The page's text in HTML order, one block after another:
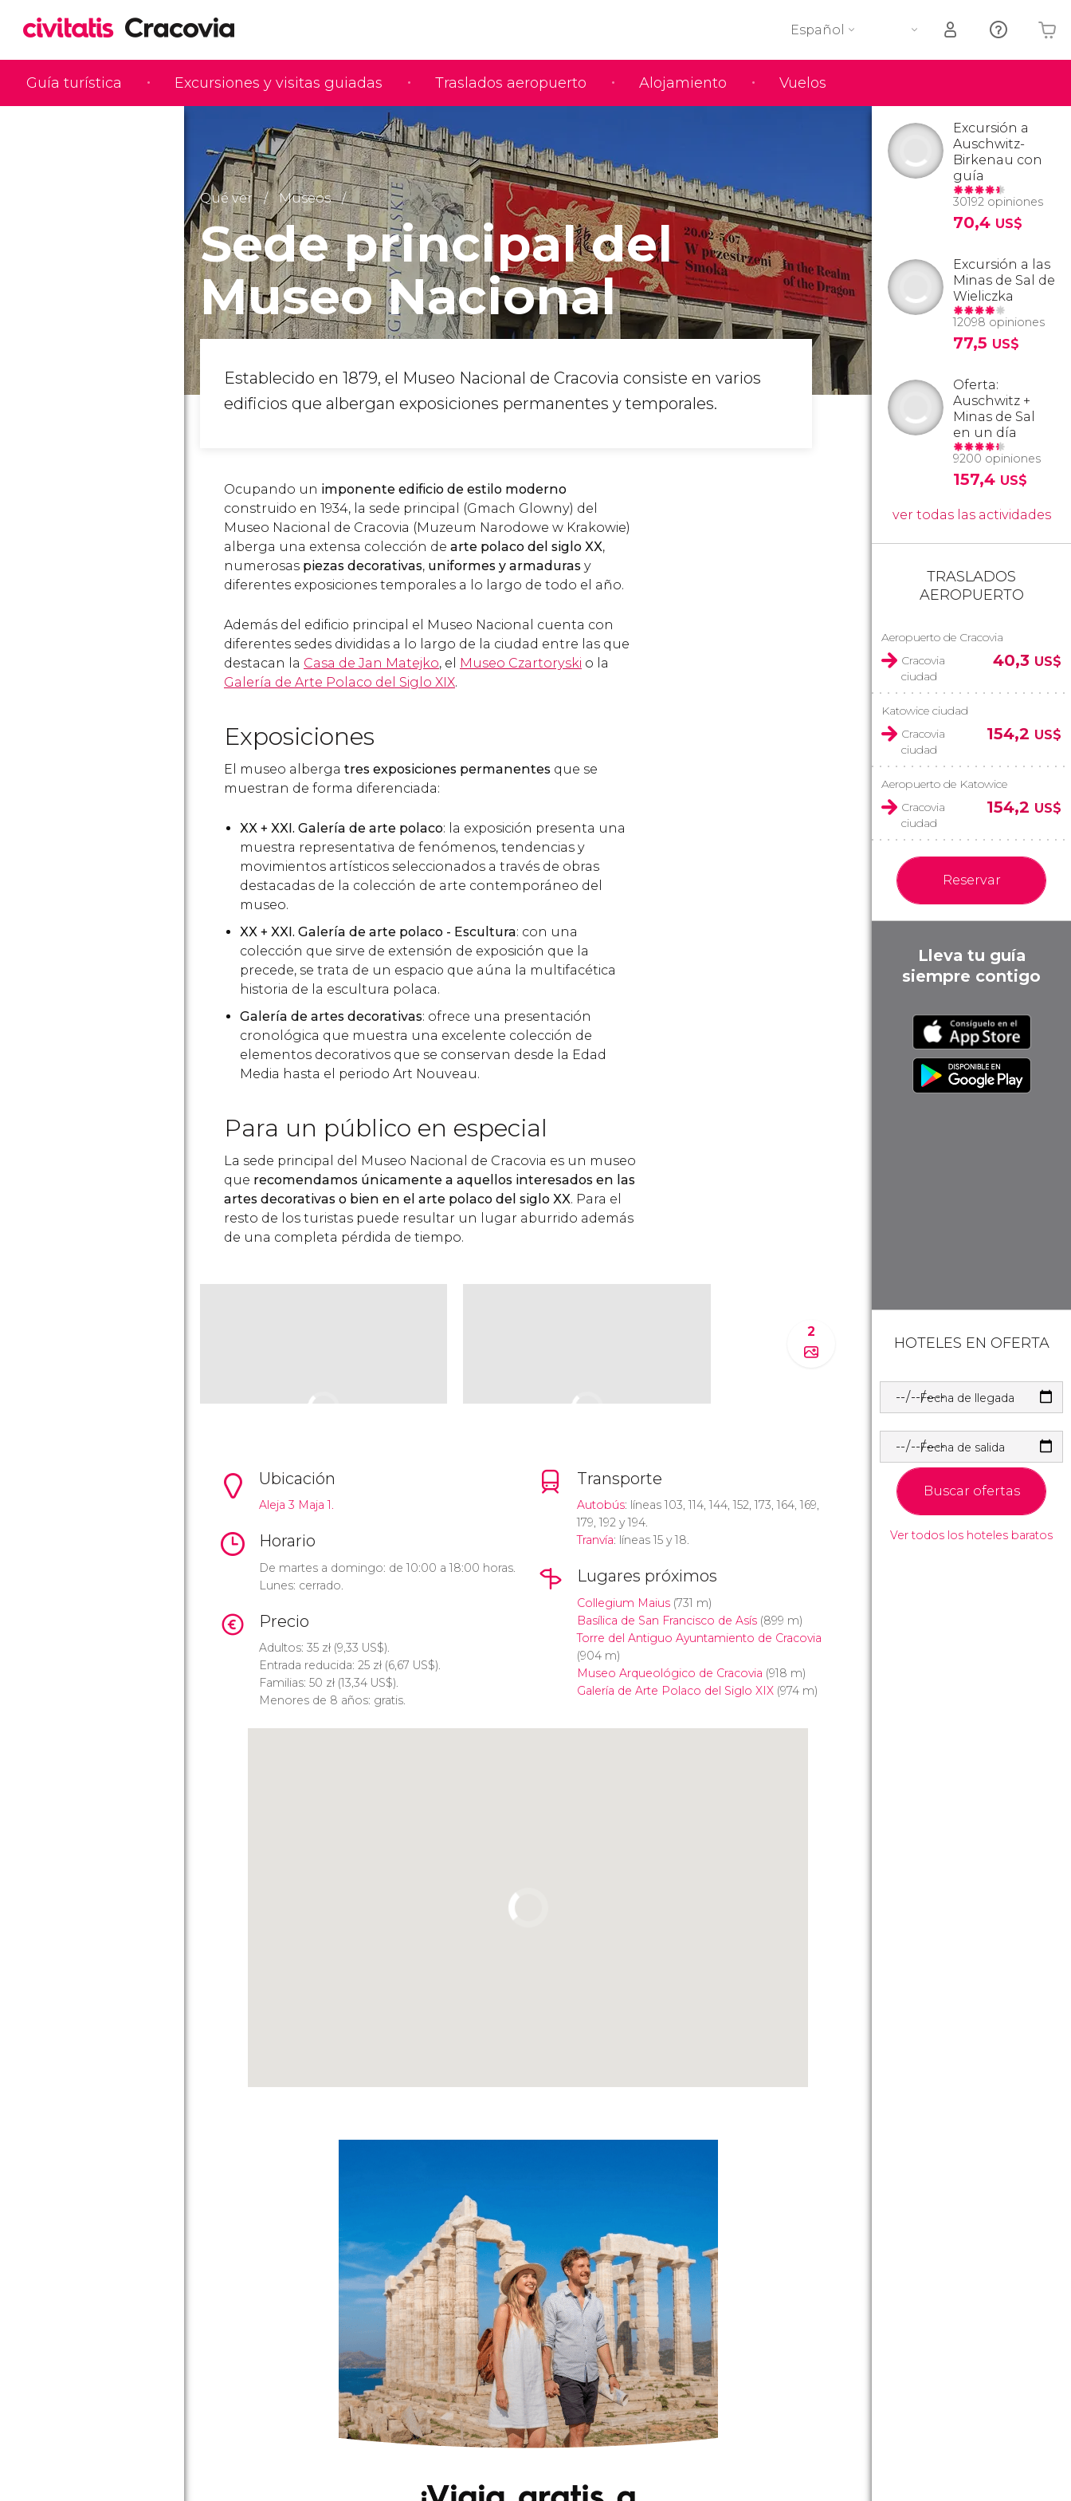
Guía turística Excursiones y visitas guiadas Traslados aeropuerto Alojamiento Vuelos
Español
Qué ver Museos
Sede principal del
Museo Nacional
Establecido en 1879, el Museo Nacional de Cracovia consiste en varios
edificios que albergan exposiciones permanentes y temporales.
Ocupando un imponente edificio de estilo moderno
construido en 1934, la sede principal (Gmach Glowny) del
Museo Nacional de Cracovia (Muzeum Narodowe w Krakowie)
alberga una extensa colección de arte polaco del siglo XX,
numerosas piezas decorativas, uniformes y armaduras y
diferentes exposiciones temporales a lo largo de todo el año.
Además del edificio principal el Museo Nacional cuenta con
diferentes sedes divididas a lo largo de la ciudad entre las que
destacan la Casa de Jan Matejko, el Museo Czartoryski o la
Galería de Arte Polaco del Siglo XIX.
Exposiciones
El museo alberga tres exposiciones permanentes que se
muestran de forma diferenciada:
XX + XXI. Galería de arte polaco: la exposición presenta una
muestra representativa de fenómenos, tendencias y
movimientos artísticos seleccionados a través de obras
destacadas de la colección de arte contemporáneo del
museo.
XX + XXI. Galería de arte polaco - Escultura: con una
colección que sirve de extensión de exposición que la
precede, se trata de un espacio que aúna la multifacética
historia de la escultura polaca.
Galería de artes decorativas: ofrece una presentación
cronológica que muestra una excelente colección de
elementos decorativos que se conservan desde la Edad
Media hasta el periodo Art Nouveau.
Para un público en especial
La sede principal del Museo Nacional de Cracovia es un museo
que recomendamos únicamente a aquellos interesados en las
artes decorativas o bien en el arte polaco del siglo XX. Para el
resto de los turistas puede resultar un lugar aburrido además
de una completa pérdida de tiempo.
2
Ubicación
Aleja 3 Maja 1.
Horario
De martes a domingo: de 10:00 a 18:00 horas.
Lunes: cerrado.
Precio
Adultos: 35 zł (9,33 US$).
Entrada reducida: 25 zł (6,67 US$).
Familias: 50 zł (13,34 US$).
Menores de 8 años: gratis.
Transporte
Autobús: líneas 103, 114, 144, 152, 173, 164, 169,
179, 192 y 194.
Tranvía: líneas 15 y 18.
Lugares próximos
Collegium Maius(731 m)
Basílica de San Francisco de Asís(899 m)
Torre del Antiguo Ayuntamiento de Cracovia
(904 m)
Museo Arqueológico de Cracovia (918 m)
Galería de Arte Polaco del Siglo XIX(974 m)
Excursión a
Auschwitz-
Birkenau con
guía
30192 opiniones
70,4 US$
Excursión a las
Minas de Sal de
Wieliczka
12098 opiniones
77,5 US$
Oferta:
Auschwitz +
Minas de Sal
en un día
9200 opiniones
157,4 US$
ver todas las actividades
TRASLADOS
AEROPUERTO
Aeropuerto de Cracovia
Cracovia
ciudad
40,3 US$
Katowice ciudad
Cracovia
ciudad
154,2 US$
Aeropuerto de Katowice
Cracovia
ciudad
154,2 US$
Reservar
Lleva tu guía
siempre contigo
HOTELES EN OFERTA
Fecha de llegada
Fecha de salida
Buscar ofertas
Ver todos los hoteles baratos